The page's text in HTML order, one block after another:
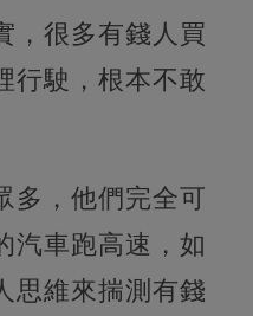
，很多有錢人買
行駛，根本不敢
多，他們完全可
汽車跑高速，如
思維來揣測有錢